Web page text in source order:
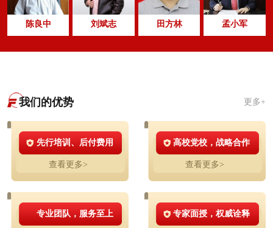
陈良中 刘斌志 田方林 孟小军
我们的优势 更多+
先行培训、后付费用
查看更多>
高校党校，战略合作
查看更多>
专业团队，服务至上 专家面授，权威诠释